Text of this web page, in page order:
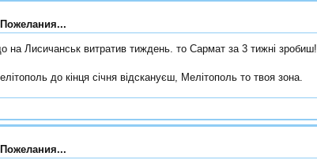
Пожелания...
на Лисичанськ витратив тиждень. то Сармат за 3 тижні зробиш!
до кінця січня відскануєш, Мелітополь то твоя зона.
Пожелания...